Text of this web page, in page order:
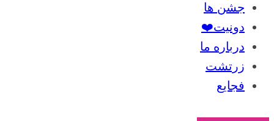
جشن ها
دونیت❤️
درباره ما
زرتشت
فجایع